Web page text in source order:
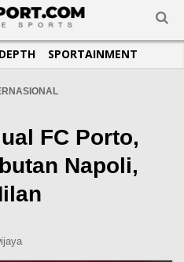
SPORTAINMENT
FC Porto,
Napoli,